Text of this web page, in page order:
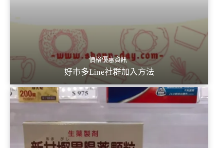
價格優惠資訊
好市多Line社群加入方法